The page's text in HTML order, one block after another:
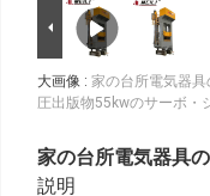
大画像 : 家の台所電気器
圧出版物55kwのサーボ・
家の台所電気器具
説明